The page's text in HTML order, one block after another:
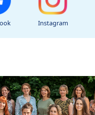
Instagram